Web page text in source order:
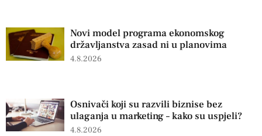
Novi model programa ekonomskog
državljanstva zasad ni u planovima
4.8.2026
Osnivači koji su razvili biznise bez
ulaganja u marketing – kako su uspjeli?
4.8.2026